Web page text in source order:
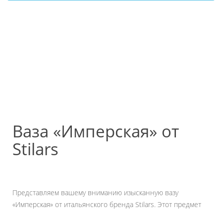
Ваза «Имперская» от
Stilars
Представляем вашему вниманию изысканную вазу
«Имперская» от итальянского бренда Stilars. Этот предмет